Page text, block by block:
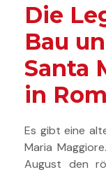
Die
Bau
Santa
in
Es gibt eine
Maria
August den